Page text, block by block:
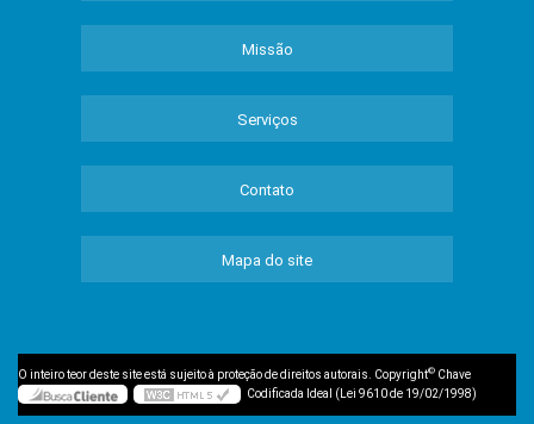
Missão
Serviços
Contato
Mapa do site
O inteiro teor deste site está sujeito à proteção de direitos autorais. Copyright© Chave
Codificada Ideal (Lei 9610 de 19/02/1998)